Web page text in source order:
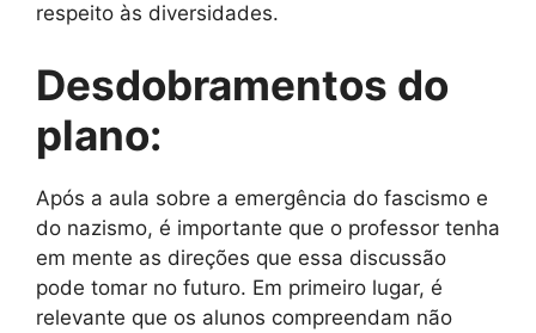
respeito às diversidades.
Desdobramentos do
plano:
Após a aula sobre a emergência do fascismo e
do nazismo, é importante que o professor tenha
em mente as direções que essa discussão
pode tomar no futuro. Em primeiro lugar, é
relevante que os alunos compreendam não